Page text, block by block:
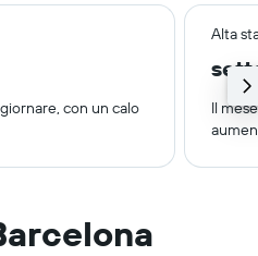
Alta
con un calo
Il